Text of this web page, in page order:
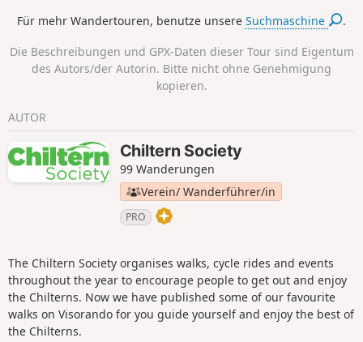
Für mehr Wandertouren, benutze unsereSuchmaschine .
Die Beschreibungen und GPX-Daten dieser Tour sind Eigentum
des Autors/der Autorin. Bitte nicht ohne Genehmigung
kopieren.
AUTOR
Chiltern Society
99 Wanderungen
Verein/ Wanderführer/in
PRO
The Chiltern Society organises walks, cycle rides and events
throughout the year to encourage people to get out and enjoy
the Chilterns. Now we have published some of our favourite
walks on Visorando for you guide yourself and enjoy the best of
the Chilterns.